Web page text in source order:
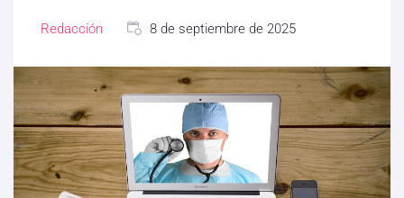
Redacción 8 de septiembre de 2025